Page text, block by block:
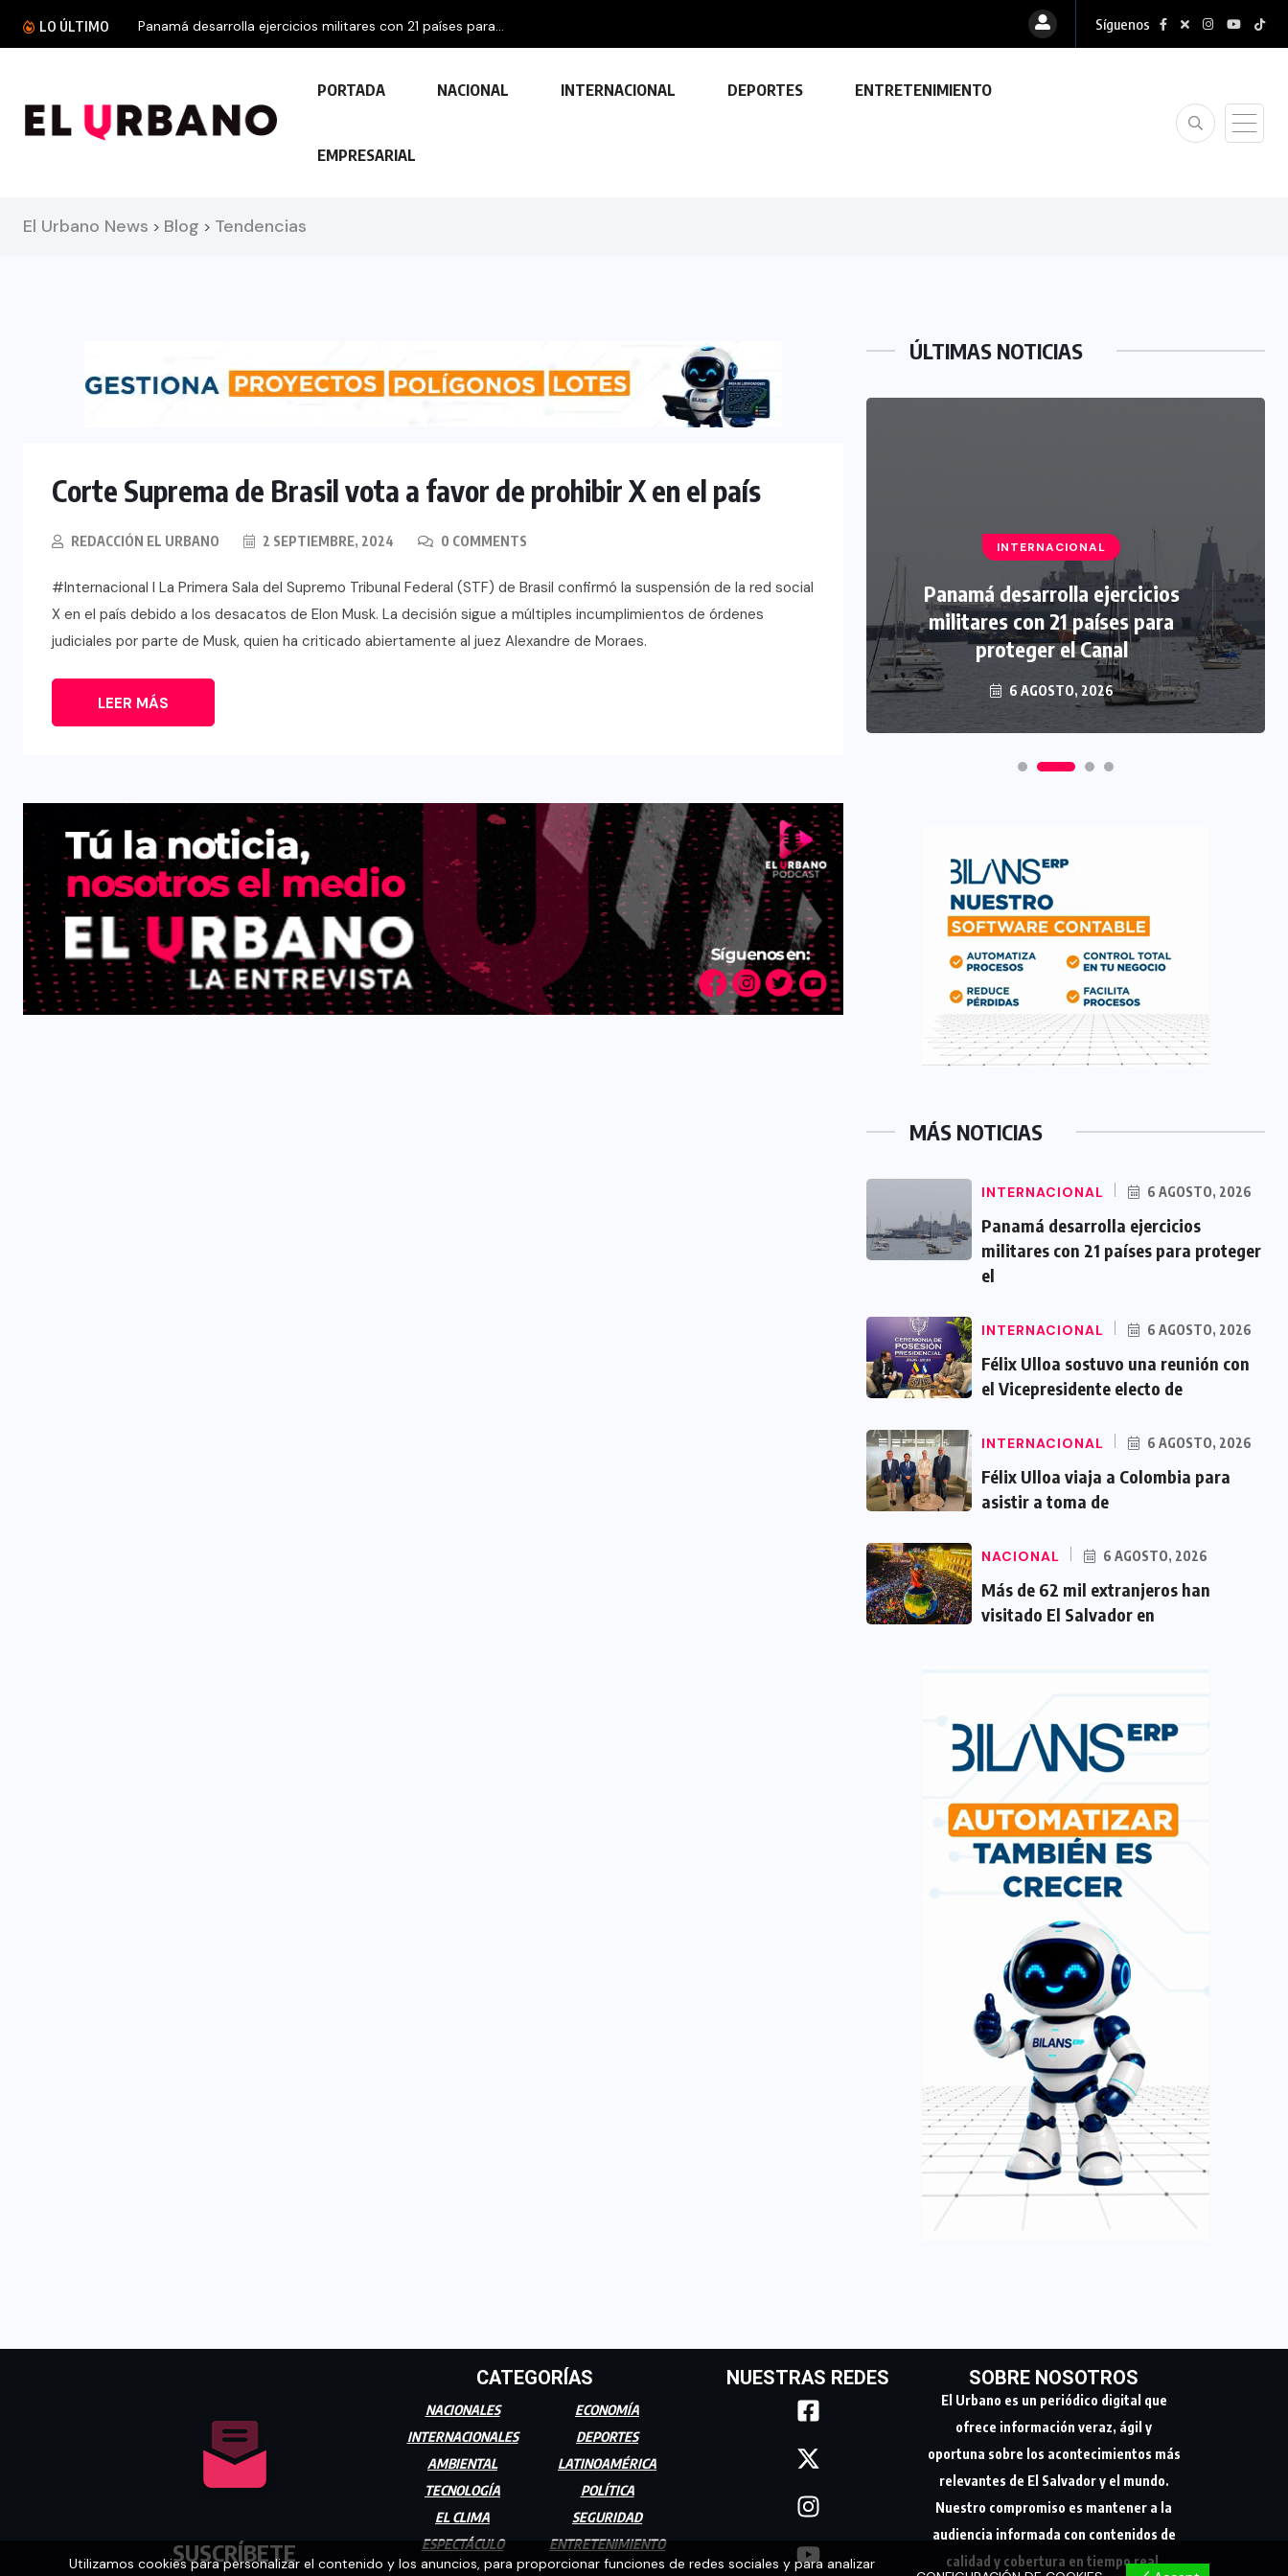
LO ÚLTIMO Panamá desarrolla ejercicios militares con 21 países para... Síguenos
PORTADA NACIONAL INTERNACIONAL DEPORTES ENTRETENIMIENTO
EMPRESARIAL
El Urbano News > Blog > Tendencias
INTERNACIONAL
TECNOLOGÍA
Corte Suprema de Brasil vota a favor de prohibir X en el país
REDACCIÓN EL URBANO 2 SEPTIEMBRE, 2024 0 COMMENTS
#Internacional l La Primera Sala del Supremo Tribunal Federal (STF) de Brasil confirmó la suspensión de la red social
X en el país debido a los desacatos de Elon Musk. La decisión sigue a múltiples incumplimientos de órdenes
judiciales por parte de Musk, quien ha criticado abiertamente al juez Alexandre de Moraes.
LEER MÁS
ÚLTIMAS NOTICIAS
INTERNACIONAL
Félix Ulloa viaja a Colombia para
asistir a toma de posesión
presidencial
23 FEBRERO, 2024
INTERNACIONAL
Panamá desarrolla ejercicios
militares con 21 países para
proteger el Canal
6 AGOSTO, 2026
MÁS NOTICIAS
INTERNACIONAL 6 AGOSTO, 2026
Panamá desarrolla ejercicios
militares con 21 países para proteger
el
INTERNACIONAL 6 AGOSTO, 2026
Félix Ulloa sostuvo una reunión con
el Vicepresidente electo de
INTERNACIONAL 6 AGOSTO, 2026
Félix Ulloa viaja a Colombia para
asistir a toma de
NACIONAL 6 AGOSTO, 2026
Más de 62 mil extranjeros han
visitado El Salvador en
SUSCRÍBETE
CATEGORÍAS
NACIONALES
INTERNACIONALES
AMBIENTAL
TECNOLOGÍA
EL CLIMA
ESPECTÁCULO
ECONOMÍA
DEPORTES
LATINOAMÉRICA
POLÍTICA
SEGURIDAD
ENTRETENIMIENTO
NUESTRAS REDES SOBRE NOSOTROS
El Urbano es un periódico digital que
ofrece información veraz, ágil y
oportuna sobre los acontecimientos más
relevantes de El Salvador y el mundo.
Nuestro compromiso es mantener a la
audiencia informada con contenidos de
calidad y cobertura en tiempo real.
Utilizamos cookies para personalizar el contenido y los anuncios, para proporcionar funciones de redes sociales y para analizar